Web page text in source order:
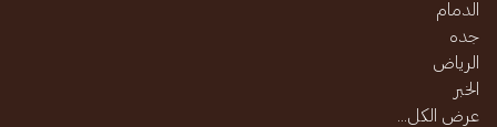
الدمام
جده
الرياض
الخبر
عرض الكل...